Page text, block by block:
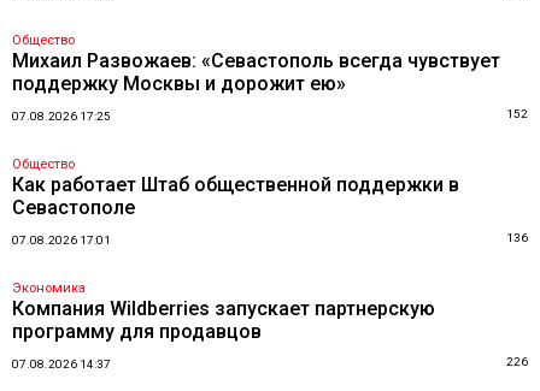
Общество
Михаил Развожаев: «Севастополь всегда чувствует
поддержку Москвы и дорожит ею»
07.08.2026 17:25 152
Общество
Как работает Штаб общественной поддержки в
Севастополе
07.08.2026 17:01 136
Экономика
Компания Wildberries запускает партнерскую
программу для продавцов
07.08.2026 14:37 226